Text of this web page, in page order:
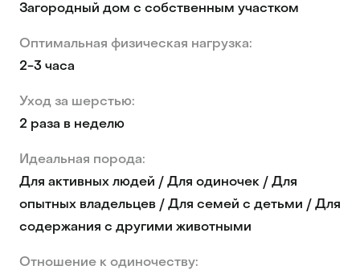
Загородный дом с собственным участком
Оптимальная физическая нагрузка:
2-3 часа
Уход за шерстью:
2 раза в неделю
Идеальная порода:
Для активных людей / Для одиночек / Для
опытных владельцев / Для семей с детьми / Для
содержания с другими животными
Отношение к одиночеству: